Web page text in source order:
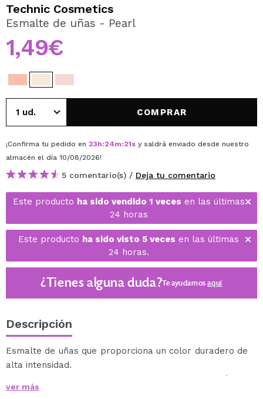
Al crear una cuenta en Maquillalia.com podrás realizar
tus compras rápidamente, revisar el estado de tus
pedidos y consultar tus operaciones anteriores.
Technic Cosmetics
Esmalte de uñas - Pearl
1,49€
COMPRAR
¡Confirma tu pedido en 23h:24m:21s y saldrá enviado desde nuestro
almacén el día 10/08/2026!
5 comentario(s) / Deja tu comentario
Este producto ha sido vendido 1 veces en las últimas
24 horas
Este producto ha sido visto 5 veces en las últimas
24 horas.
¿Tienes alguna duda?Te ayudamosaquí
Descripción
Esmalte de uñas que proporciona un color duradero de
alta intensidad.
Una amplia gama de tonos nude que te conquistarán.
Vegan.
ver más